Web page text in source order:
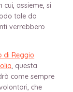
assieme, si
tale da
verrebbero
di Reggio
, questa
come sempre
che